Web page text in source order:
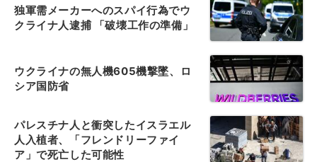
独軍需メーカーへのスパイ行為でウ
クライナ人逮捕 「破壊工作の準備」
ウクライナの無人機605機撃墜、ロ
シア国防省
パレスチナ人と衝突したイスラエル
人入植者、「フレンドリーファイ
ア」で死亡した可能性